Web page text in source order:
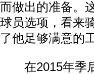
而做出的准备。
球员选项，看来
了他足够满意的
在2015年季后